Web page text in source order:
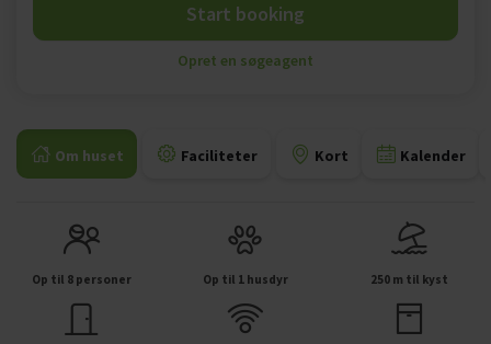
Om huset Faciliteter Kort Kalender
Op til 8 personer Op til 1 husdyr 250 m til kyst
Start booking
Opret en søgeagent